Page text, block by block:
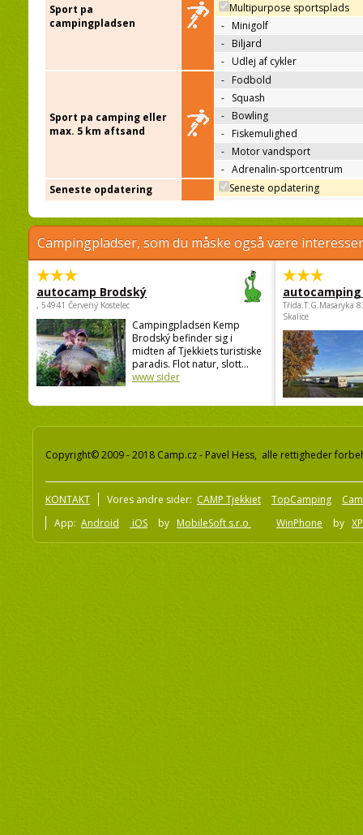
Sport pa
campingpladsen
Multipurpose sportsplads
- Minigolf
- Biljard
- Udlej af cykler
Sport pa camping eller
max. 5 km aftsand
- Fodbold
- Squash
- Bowling
- Fiskemulighed
- Motor vandsport
- Adrenalin-sportcentrum
Seneste opdatering
Seneste opdatering
Campingpladser, som du måske også være
autocamp Brodský
, 54941 Červený Kostelec
Campingpladsen Kemp
Brodský befinder sig i
midten af Tjekkiets turistiske
paradis. Flot natur, slott...
www sider
autocamping
Třída.T.G.Masaryka
Skalice
Copyright© 2009 - 2018 Camp.cz - Pavel Hess, alle rettigheder
KONTAKT Vores andre sider: CAMP Tjekkiet TopCamping
App: Android iOS by MobileSoft s.r.o WinPhone by